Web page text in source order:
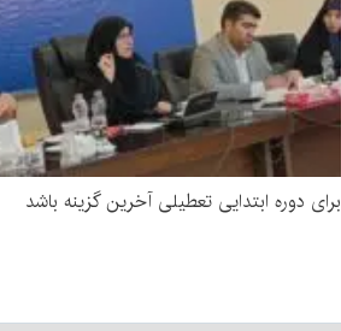
برای دوره ابتدایی تعطیلی آخرین گزینه باشد